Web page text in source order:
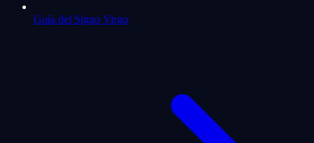
Guía del Signo Virgo